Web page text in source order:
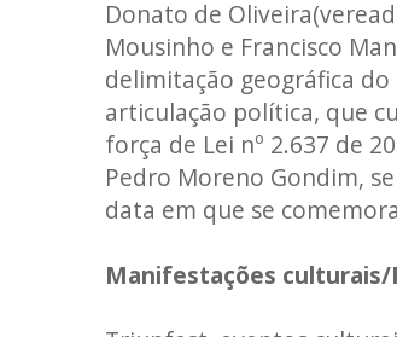
Donato de
Mousinho e Francisco
delimitação geográfica
articulação política, que
força de Lei nº 2.637 de
Pedro Moreno Gondim,
data em que se
Manifestações culturais/